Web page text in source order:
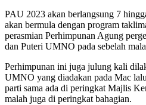
PAU 2023 akan berlangsung 7
akan bermula dengan program
perasmian Perhimpunan Agung
dan Puteri UMNO pada sebelah
Perhimpunan ini juga julung kali
UMNO yang diadakan pada Mac
parti sama ada di peringkat Majlis
malah juga di peringkat bahagian.